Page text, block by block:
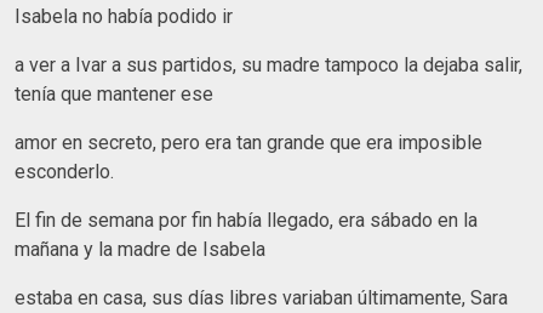
Isabela no había podido ir
a ver a Ivar a sus partidos, su madre tampoco la dejaba salir,
tenía que mantener ese
amor en secreto, pero era tan grande que era imposible
esconderlo.
El fin de semana por fin había llegado, era sábado en la
mañana y la madre de Isabela
estaba en casa, sus días libres variaban últimamente, Sara